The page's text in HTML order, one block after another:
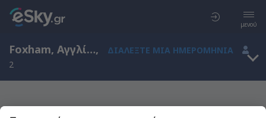
μενού
Foxham, Αγγλία, Ηνωμένο Βασίλειο,
ΔΙΑΛΈΞΤΕ ΜΙΑ ΗΜΕΡΟΜΗΝΊΑ
2